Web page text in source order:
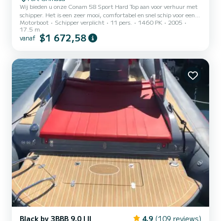
Wij bieden u onze Conam 58 Sport Hard Top aan voor verhuur met
schipper. Het is een zeer mooi, comfortabel en snel schip voor een
dag of meerdere nachten. Het is voorzien van airconditioning. Te
voorzien in aanvulling: - Schipper €380/dag - Brandstofpakket:
Heen en terug Pampelonne en Cap Camarat brandstof €550 Heen
brandstof €1400 Heen en terug Porquerolles brandstof €1650...
Motorboot Schipper verplicht 11 pers. 1460 PK
2005
17.5 m
vanaf $1 672,58
Black by 3BBB 9.0 I II 4.9 (109 reviews)